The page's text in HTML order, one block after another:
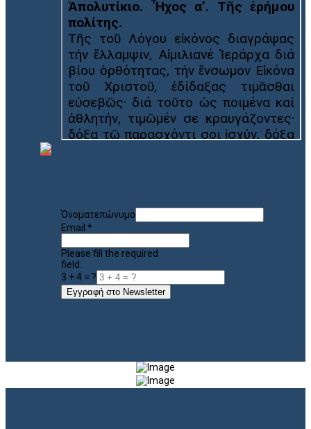
Όνοματεπώνυμο
Email *
Please fill the required
field.
3 + 4 = ?
Εγγραφή στο Newsletter